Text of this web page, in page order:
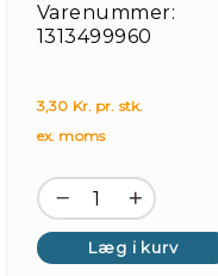
Varenummer:
1313499960
3,30 Kr. pr. stk.
ex. moms
Læg i kurv